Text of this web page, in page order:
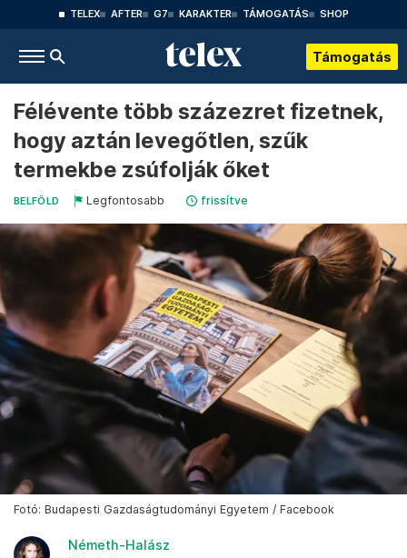
TELEX AFTER G7 KARAKTER TÁMOGATÁS SHOP
Támogatás
Félévente több százezret fizetnek,
hogy aztán levegőtlen, szűk
termekbe zsúfolják őket
BELFÖLD Legfontosabb frissítve
Fotó: Budapesti Gazdaságtudományi Egyetem / Facebook
Németh-Halász